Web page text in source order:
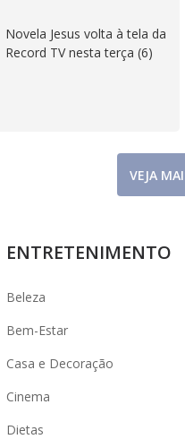
Novela Jesus volta à tela da
Record TV nesta terça (6)
VEJA
ENTRETENIMENTO
Beleza
Bem-Estar
Casa e Decoração
Cinema
Dietas